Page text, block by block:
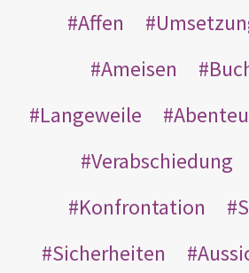
Affen
Ameisen
Langeweile
Verabschiedung
Konfrontation
Sicherheiten